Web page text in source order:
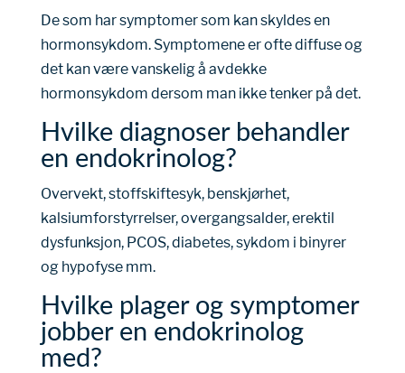
De som har symptomer som kan skyldes en
hormonsykdom. Symptomene er ofte diffuse og
det kan være vanskelig å avdekke
hormonsykdom dersom man ikke tenker på det.
Hvilke diagnoser behandler
en endokrinolog?
Overvekt, stoffskiftesyk, benskjørhet,
kalsiumforstyrrelser, overgangsalder, erektil
dysfunksjon, PCOS, diabetes, sykdom i binyrer
og hypofyse mm.
Hvilke plager og symptomer
jobber en endokrinolog
med?